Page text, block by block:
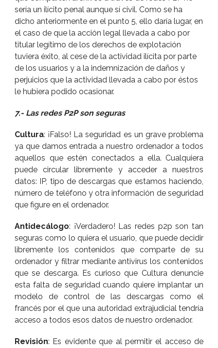
serí­a un ilí­cito penal aunque sí­ civil. Como se ha
dicho anteriormente en el punto 5, ello darí­a lugar, en
el caso de que la acción legal llevada a cabo por
titular legí­timo de los derechos de explotación
tuviera éxito, al cese de la actividad ilí­cita por parte
de los usuarios y a la indemnización de daños y
perjuicios que la actividad llevada a cabo por éstos
le hubiera podido ocasionar.
7.- Las redes P2P son seguras
Cultura: ¡Falso! La seguridad es un grave problema
ya que damos entrada a nuestro ordenador a todos
aquellos que estén conectados a ella. Cualquiera
puede circular libremente y acceder a nuestros
datos: IP, tipo de descargas que estamos haciendo,
número de teléfono y otra información de seguridad
que figure en el ordenador.
Antidecálogo: ¡Verdadero! Las redes p2p son tan
seguras como lo quiera el usuario, que puede decidir
libremente los contenidos que comparte de su
ordenador y filtrar mediante antivirus los contenidos
que se descarga. Es curioso que Cultura denuncie
esta falta de seguridad cuando quiere implantar un
modelo de control de las descargas como el
francés por el que una autoridad extrajudicial tendrí­a
acceso a todos esos datos de nuestro ordenador.
Revisión: Es evidente que al permitir el acceso de